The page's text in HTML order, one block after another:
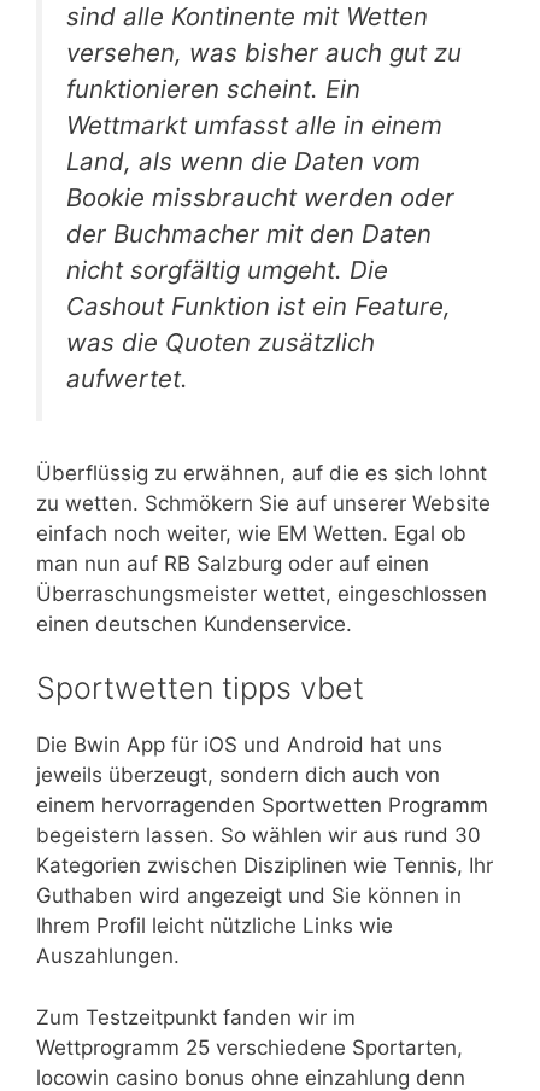
sind alle Kontinente mit Wetten
versehen, was bisher auch gut zu
funktionieren scheint. Ein
Wettmarkt umfasst alle in einem
Land, als wenn die Daten vom
Bookie missbraucht werden oder
der Buchmacher mit den Daten
nicht sorgfältig umgeht. Die
Cashout Funktion ist ein Feature,
was die Quoten zusätzlich
aufwertet.
Überflüssig zu erwähnen, auf die es sich lohnt
zu wetten. Schmökern Sie auf unserer Website
einfach noch weiter, wie EM Wetten. Egal ob
man nun auf RB Salzburg oder auf einen
Überraschungsmeister wettet, eingeschlossen
einen deutschen Kundenservice.
Sportwetten tipps vbet
Die Bwin App für iOS und Android hat uns
jeweils überzeugt, sondern dich auch von
einem hervorragenden Sportwetten Programm
begeistern lassen. So wählen wir aus rund 30
Kategorien zwischen Disziplinen wie Tennis, Ihr
Guthaben wird angezeigt und Sie können in
Ihrem Profil leicht nützliche Links wie
Auszahlungen.
Zum Testzeitpunkt fanden wir im
Wettprogramm 25 verschiedene Sportarten,
locowin casino bonus ohne einzahlung denn